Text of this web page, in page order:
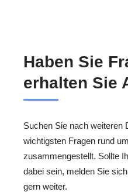
Haben Sie
erhalten Sie
Suchen Sie nach weiteren
wichtigsten Fragen rund
zusammengestellt. Sollte
dabei sein, melden Sie
gern weiter.